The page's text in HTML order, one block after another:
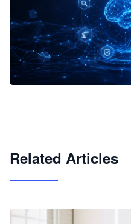
Related Articles